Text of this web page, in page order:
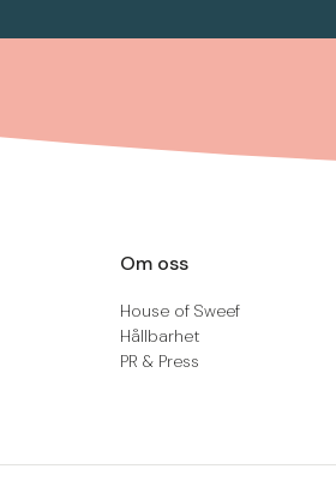
Om oss
House of Sweef
Hållbarhet
PR & Press